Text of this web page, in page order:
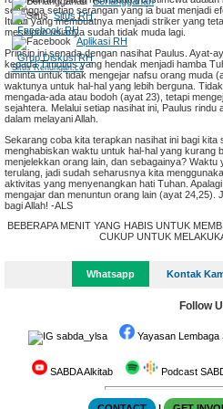
sehingga setiap serangan yang ia buat menjadi
Itulah yang membuatnya menjadi striker yang
meskipun usianya sudah tidak muda lagi.
Prinsip ini senada dengan nasihat Paulus. Ayat-
kepada Timotius yang hendak menjadi hamba
diminta untuk tidak mengejar nafsu orang muda
waktunya untuk hal-hal yang lebih berguna.
mengada-ada atau bodoh (ayat 23), tetapi
sejahtera. Melalui setiap nasihat ini, Paulus
dalam melayani Allah.
Sekarang coba kita terapkan nasihat ini bagi
menghabiskan waktu untuk hal-hal yang kurang
menjelekkan orang lain, dan sebagainya?
terulang, jadi sudah seharusnya kita
aktivitas yang menyenangkan hati Tuhan.
mengajar dan menuntun orang lain (ayat 24,25).
bagi Allah! -ALS
BEBERAPA MENIT YANG HABIS UNTUK
CUKUP UNTUK
Situs RH
Facebook RH
Aplikasi RH
Grup Diskusi RH
Situs Renungan.co
Whatsapp Kontak
Follow
sabda_ylsa Yayasan Lembaga
SABDA Alkitab Podcast